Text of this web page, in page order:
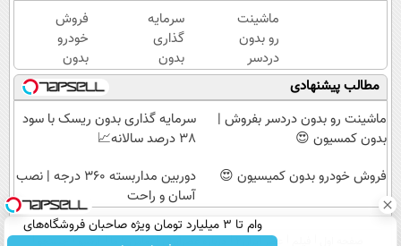
کمسیون
😍
38
درصد
سالانه
📈
ماشینت
رو بدون
دردسر
بفروش |
بدون
کمسیون
سرمایه
گذاری
بدون
ریسک
با سود
38
درصد
📈
فروش
خودرو
بدون
کمیسیون
😍
مطالب پیشنهادی
ماشینت رو بدون دردسر بفروش |
بدون کمسیون 😍
سرمایه گذاری بدون ریسک با سود
38 درصد سالانه📈
فروش خودرو بدون کمیسیون 😍
دوربین مداربسته 360 درجه | نصب
آسان و راحت
وام تا ۳ میلیارد تومان ویژه صاحبان فروشگاه‌های
عصر ایران۲ درباره عصرایران تماس با ما